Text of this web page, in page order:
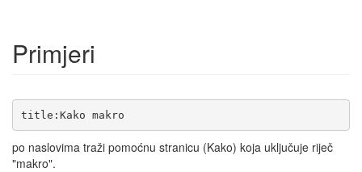
Primjeri
title:Kako makro
po naslovima traži pomoćnu stranicu (Kako) koja uključuje riječ
"makro".